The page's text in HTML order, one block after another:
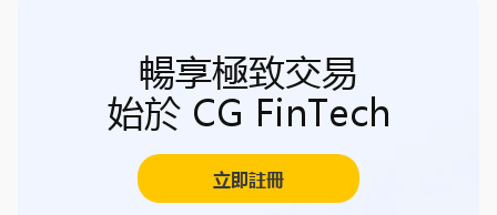
暢享極致交易
始於 CG FinTech
立即註冊